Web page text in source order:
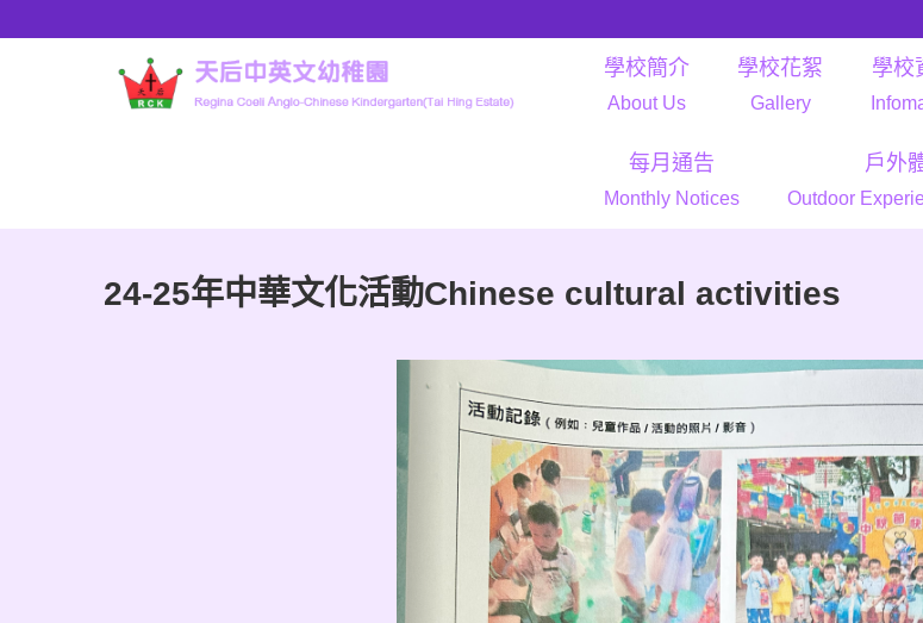
學校簡介
About Us
學校花絮
Gallery
學校
每月通告
Monthly Notices
戶外
Outdoor
24-25年中華文化活動Chinese cultural activities